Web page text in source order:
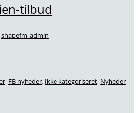
tilbud
shapefm_admin
, FB nyheder, Ikke kategoriseret, Nyheder